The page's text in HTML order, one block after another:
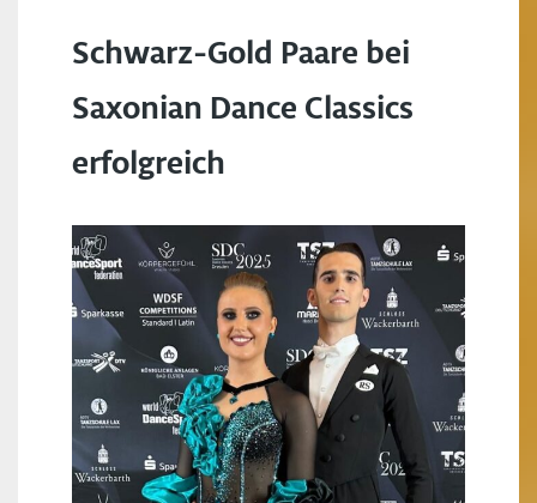
Schwarz-Gold Paare bei
Saxonian Dance Classics
erfolgreich